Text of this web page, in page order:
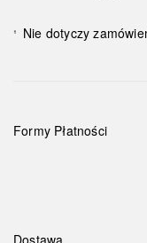
¹ Nie dotyczy
Formy Płatności
Dostawa